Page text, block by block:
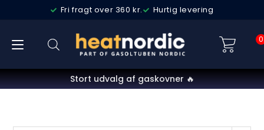
Fri fragt over 360 kr. Hurtig levering
0
Stort udvalg af gaskovner 🔥